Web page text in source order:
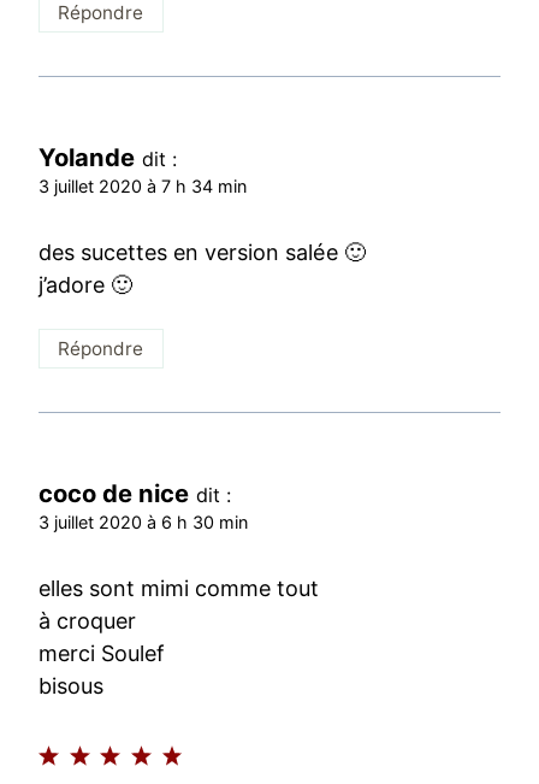
Répondre
Yolande dit :
3 juillet 2020 à 7 h 34 min
des sucettes en version salée 🙂
j’adore 🙂
Répondre
coco de nice dit :
3 juillet 2020 à 6 h 30 min
elles sont mimi comme tout
à croquer
merci Soulef
bisous